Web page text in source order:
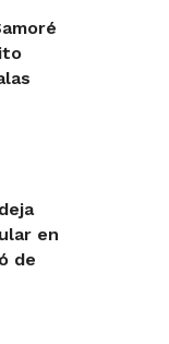
en
de